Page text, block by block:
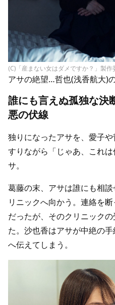
(C)「産まない女はダメですか？」製作
アサの絶望…哲也(浅香航大)
誰にも言えぬ孤独な
悪の伏線
独りになったアサを、愛子
すりながら「じゃあ、これ
サ。
葛藤の末、アサは誰にも相
リニックへ向かう。連絡を
だったが、そのクリニック
た。沙也香はアサが中絶の
へ伝えてしまう。